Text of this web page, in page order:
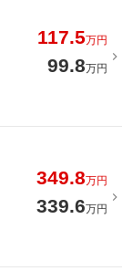
117.5万円
99.8万円
349.8万円
339.6万円